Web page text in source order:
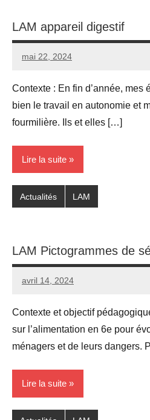
LAM appareil digestif
mai 22, 2024
Seg0_La_Vraie
Aucun
Contexte : En fin d’année, mes
bien le travail en autonomie et
fourmilière. Ils et elles […]
Lire la suite
Actualités LAM
LAM Pictogrammes de
avril 14, 2024
Seg0_La_Vraie
Aucun
Contexte et objectif
sur l’alimentation en 6e pour
ménagers et de leurs dangers.
Lire la suite